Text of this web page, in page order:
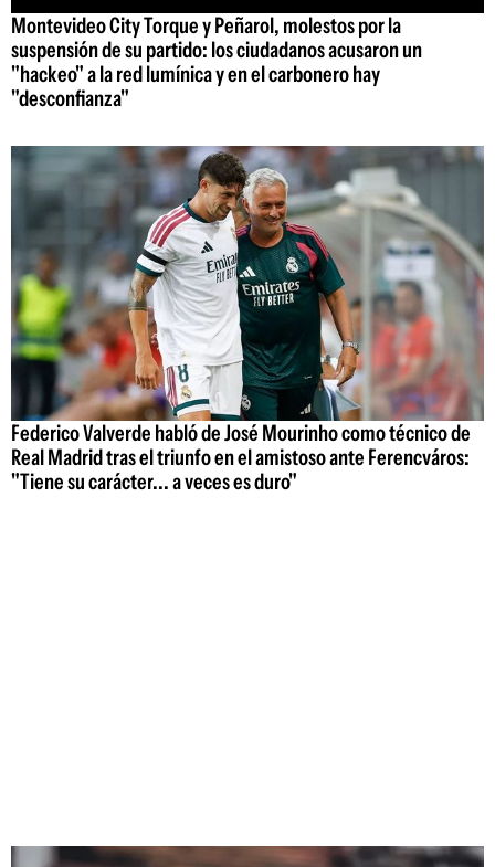
Montevideo City Torque y Peñarol, molestos por la
suspensión de su partido: los ciudadanos acusaron un
"hackeo" a la red lumínica y en el carbonero hay
"desconfianza"
Federico Valverde habló de José Mourinho como técnico de
Real Madrid tras el triunfo en el amistoso ante Ferencváros:
"Tiene su carácter... a veces es duro"